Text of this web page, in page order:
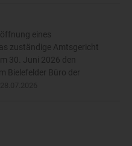
eines
zuständige Amtsgericht
30. Juni 2026 den
Bielefelder Büro der